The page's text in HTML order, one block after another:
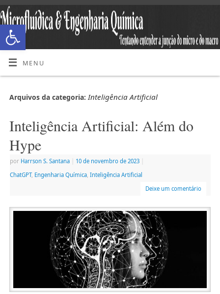
Abrir a barra de ferramentas
MENU
Arquivos da categoria:Inteligência Artificial
Inteligência Artificial: Além do
Hype
por Harrson S. Santana 10 de novembro de 2023
ChatGPT, Engenharia Química, Inteligência Artificial
Deixe um comentário